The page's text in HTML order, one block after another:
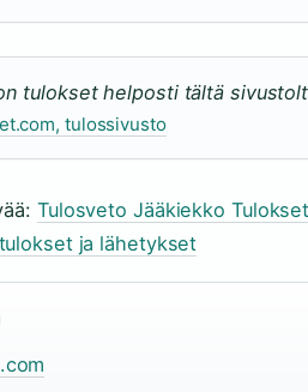
tulokset helposti tältä
tulossivusto
Tulosveto Jääkiekko
ja lähetykset